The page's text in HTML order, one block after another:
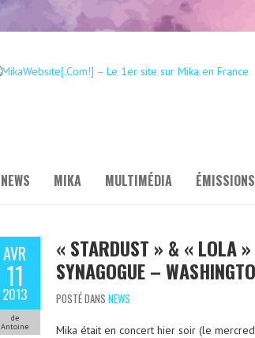
NEWS MIKA MULTIMÉDIA
AVR
11
2013
de
Antoine
« STARDUST » & « LOLA
SYNAGOGUE –
POSTÉ DANS NEWS
Mika était en concert hier soir (le